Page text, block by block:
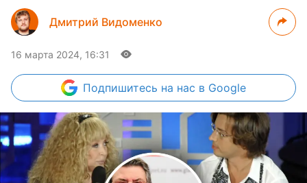
Дмитрий Видоменко
16 марта 2024, 16:31
Подпишитесь на нас в Google